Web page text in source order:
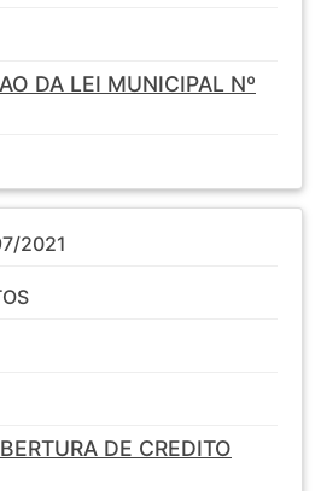
DA LEI MUNICIPAL Nº
2021
DE CREDITO